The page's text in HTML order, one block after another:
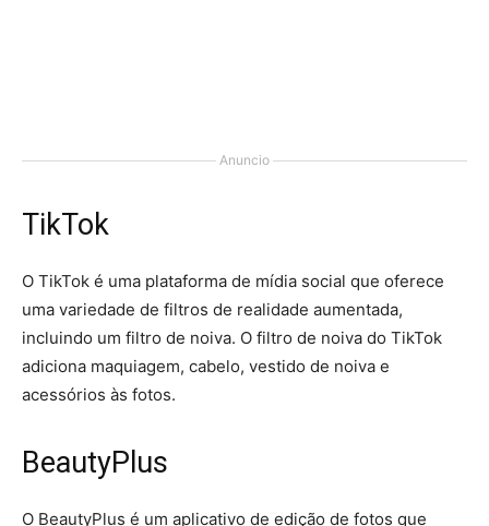
Anuncio
TikTok
O TikTok é uma plataforma de mídia social que oferece
uma variedade de filtros de realidade aumentada,
incluindo um filtro de noiva. O filtro de noiva do TikTok
adiciona maquiagem, cabelo, vestido de noiva e
acessórios às fotos.
BeautyPlus
O BeautyPlus é um aplicativo de edição de fotos que